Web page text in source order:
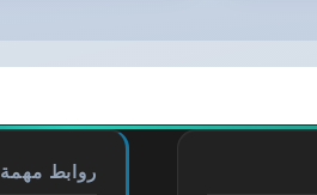
روابط مهمة